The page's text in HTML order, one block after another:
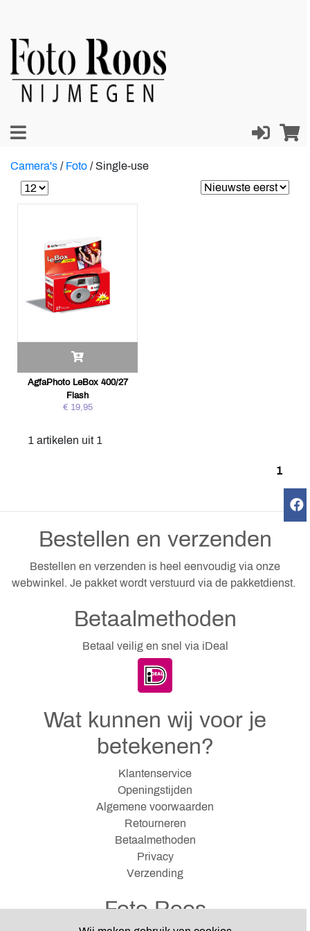
Camera's / Foto /Single-use
AgfaPhoto LeBox 400/27
Flash
€ 19,95
1 artikelen uit 1
1
Bestellen en verzenden
Bestellen en verzenden is heel eenvoudig via onze
webwinkel. Je pakket wordt verstuurd via de pakketdienst.
Betaalmethoden
Betaal veilig en snel via iDeal
Wat kunnen wij voor je
betekenen?
Klantenservice
Openingstijden
Algemene voorwaarden
Retourneren
Betaalmethoden
Privacy
Verzending
Foto Roos